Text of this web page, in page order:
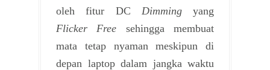
oleh fitur DC Dimmingyang
Flicker Free sehingga membuat
mata tetap nyaman meskipun di
depan laptop dalam jangka waktu